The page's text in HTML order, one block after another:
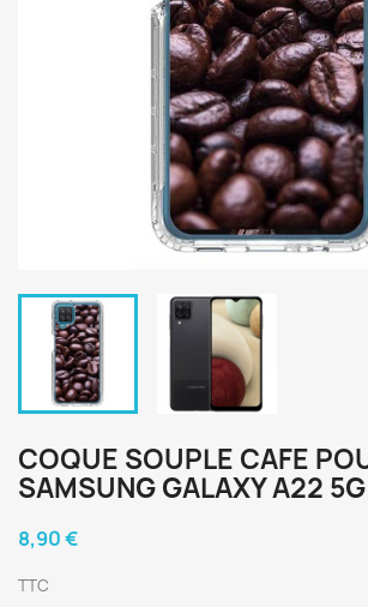
COQUE SOUPLE CAFE
SAMSUNG GALAXY A22 5G
8,90 €
TTC